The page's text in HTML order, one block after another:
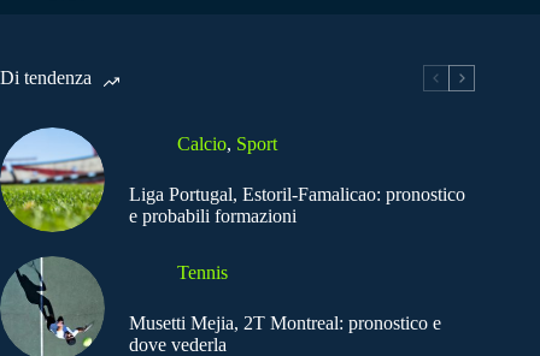
Di tendenza
Calcio, Sport
Liga Portugal, Estoril-Famalicao: pronostico
e probabili formazioni
Tennis
Musetti Mejia, 2T Montreal: pronostico e
dove vederla